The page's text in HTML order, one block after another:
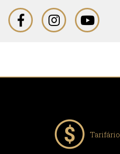
Tarifário